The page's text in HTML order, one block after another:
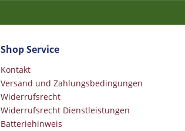
Shop Service
Kontakt
Versand und Zahlungsbedingungen
Widerrufsrecht
Widerrufsrecht Dienstleistungen
Batteriehinweis